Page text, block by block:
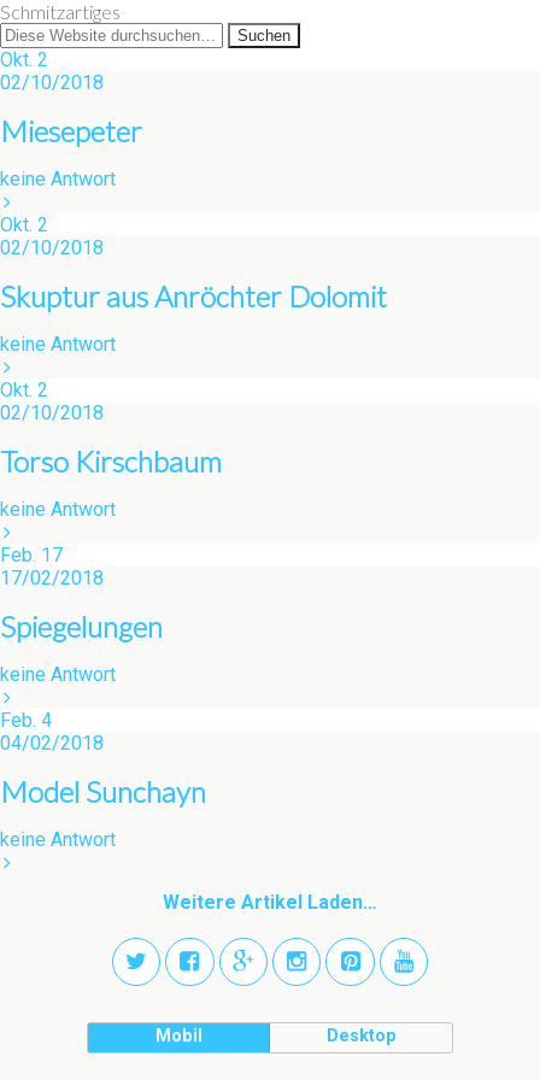
Schmitzartiges
Okt. 2
02/10/2018
Miesepeter
keine Antwort
Okt. 2
02/10/2018
Skuptur aus Anröchter Dolomit
keine Antwort
Okt. 2
02/10/2018
Torso Kirschbaum
keine Antwort
Feb. 17
17/02/2018
Spiegelungen
keine Antwort
Feb. 4
04/02/2018
Model Sunchayn
keine Antwort
Weitere Artikel Laden…
Mobil Desktop